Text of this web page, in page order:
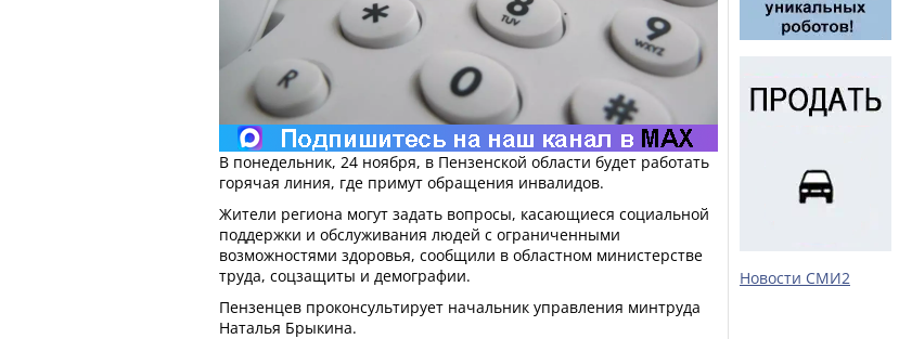
В понедельник, 24 ноября, в Пензенской области будет работать
горячая линия, где примут обращения инвалидов.
Жители региона могут задать вопросы, касающиеся социальной
поддержки и обслуживания людей с ограниченными
возможностями здоровья, сообщили в областном министерстве
труда, соцзащиты и демографии.
Пензенцев проконсультирует начальник управления минтруда
Наталья Брыкина.
Новости СМИ2